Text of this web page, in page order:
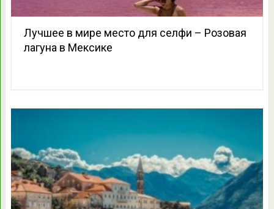
Лучшее в мире место для селфи – Розовая
лагуна в Мексике